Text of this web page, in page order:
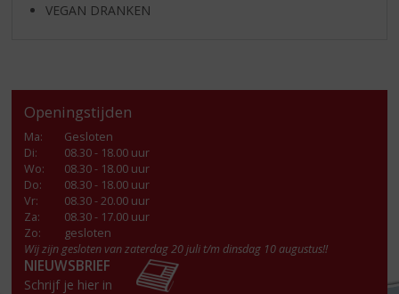
VEGAN DRANKEN
Openingstijden
Ma:
Gesloten
Di:
08.30 - 18.00 uur
Wo:
08.30 - 18.00 uur
Do:
08.30 - 18.00 uur
Vr:
08.30 - 20.00 uur
Za:
08.30 - 17.00 uur
Zo:
gesloten
Wij zijn gesloten van zaterdag 20 juli t/m dinsdag 10 augustus!!
NIEUWSBRIEF
Schrijf je hier in